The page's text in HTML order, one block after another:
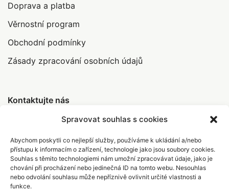
Spravovat souhlas s cookies
Abychom poskytli co nejlepší služby, používáme k ukládání a/nebo
přístupu k informacím o zařízení, technologie jako jsou soubory cookies.
Souhlas s těmito technologiemi nám umožní zpracovávat údaje, jako je
chování při procházení nebo jedinečná ID na tomto webu. Nesouhlas
nebo odvolání souhlasu může nepříznivě ovlivnit určité vlastnosti a
funkce.
Doprava a platba
Věrnostní program
Obchodní podmínky
Zásady zpracování osobních údajů
Kontaktujte nás
info@abrakamakra.cz
+420 735 396 308